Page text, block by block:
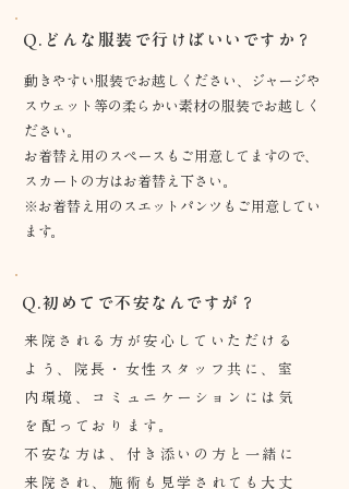
Q.どんな服装で行けばいいですか？
動きやすい服装でお越しください、ジャージや
スウェット等の柔らかい素材の服装でお越しく
ださい。
お着替え用のスペースもご用意してますので、
スカートの方はお着替え下さい。
※お着替え用のスエットパンツもご用意してい
ます。
Q.初めてで不安なんですが？
来院される方が安心していただける
よう、院長・女性スタッフ共に、室
内環境、コミュニケーションには気
を配っております。
不安な方は、付き添いの方と一緒に
来院され、施術も見学されても大丈